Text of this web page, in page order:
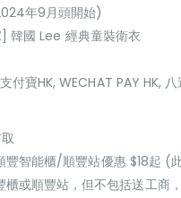
年9月頭開始)
韓國 Lee 經典童裝衛衣
付寶HK, WECHAT PAY HK,
豐智能櫃/順豐站優惠 $18起 (
櫃或順豐站，但不包括送工商